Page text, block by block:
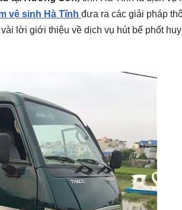
vệ sinh Hà Tĩnh đưa ra các giải pháp
lời giới thiệu về dịch vụ hút bể phốt